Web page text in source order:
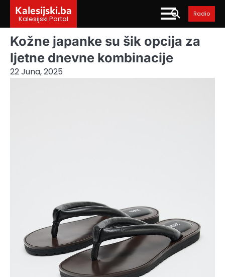
content
Kalesijski.ba
Kalesijski Portal
Radio
Kožne japanke su šik opcija za
ljetne dnevne kombinacije
22 Juna, 2025